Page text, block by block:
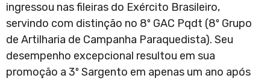
ingressou nas fileiras do Exército Brasileiro,
servindo com distinção no 8º GAC Pqdt (8º Grupo
de Artilharia de Campanha Paraquedista). Seu
desempenho excepcional resultou em sua
promoção a 3º Sargento em apenas um ano após